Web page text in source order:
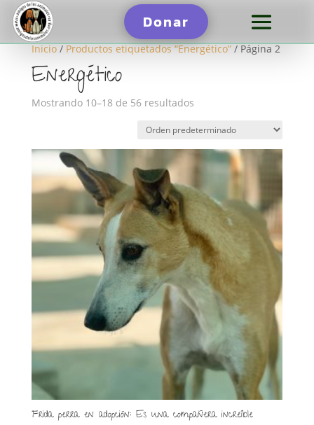
Donar
Inicio/Productos etiquetados “Energético”/ Página 2
Energético
Mostrando 10–18 de 56 resultados
Frida perra en adopción: Es una compañera increíble